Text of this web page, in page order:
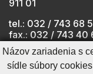
911 01
tel.: 032 / 743 68
fax.: 032 / 743 40
e-mail:
Názov zariadenia s
sídle súbory